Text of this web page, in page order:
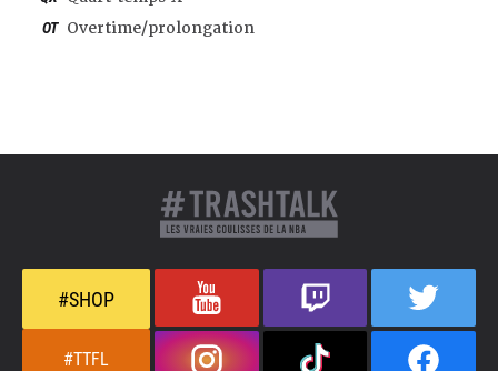
OT Overtime/prolongation
#SHOP
#TTFL